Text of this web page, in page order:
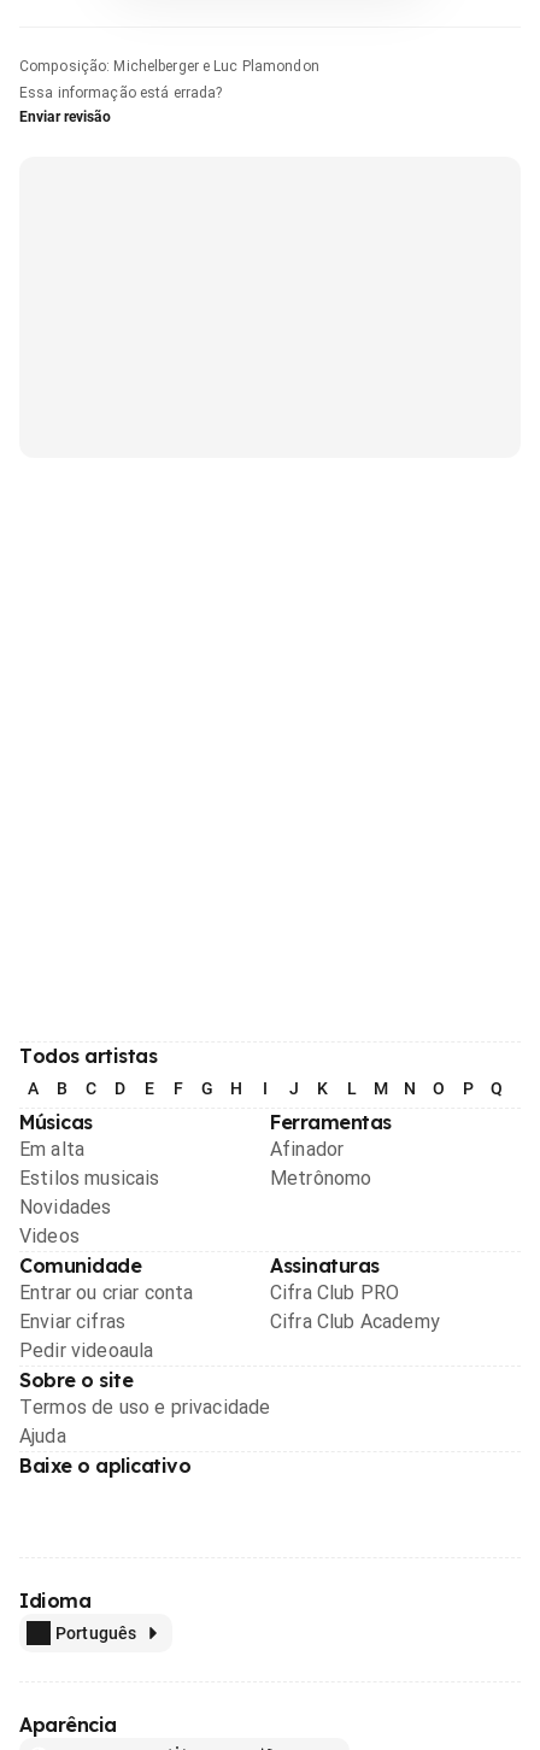
Composição: Michelberger e Luc Plamondon
Essa informação está errada?
Enviar revisão
Todos artistas
A B C D E F G H I J K L M N O P Q
Músicas
Em alta
Estilos musicais
Novidades
Videos
Ferramentas
Afinador
Metrônomo
Comunidade
Entrar ou criar conta
Enviar cifras
Pedir videoaula
Assinaturas
Cifra Club PRO
Cifra Club Academy
Sobre o site
Termos de uso e privacidade
Ajuda
Baixe o aplicativo
Idioma
Português
Aparência